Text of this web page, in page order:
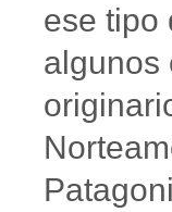
ese tipo
algunos